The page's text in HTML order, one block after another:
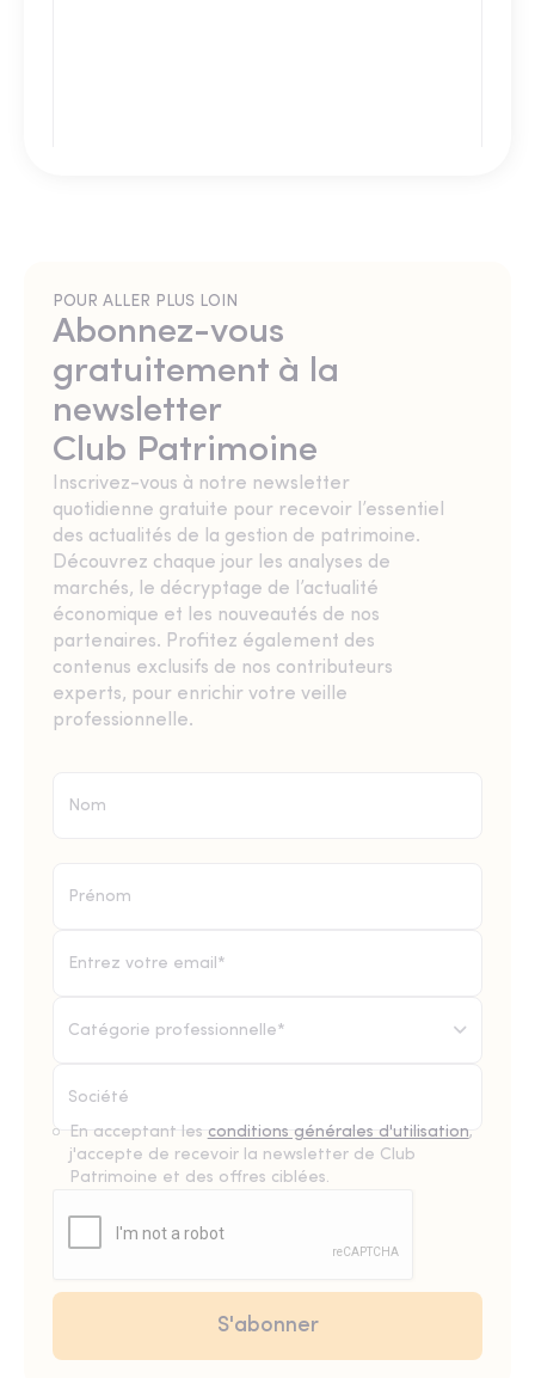
POUR ALLER PLUS LOIN
Abonnez-vous
gratuitement à la
newsletter
Club Patrimoine
Inscrivez-vous à notre newsletter
quotidienne gratuite pour recevoir l’essentiel
des actualités de la gestion de patrimoine.
Découvrez chaque jour les analyses de
marchés, le décryptage de l’actualité
économique et les nouveautés de nos
partenaires. Profitez également des
contenus exclusifs de nos contributeurs
experts, pour enrichir votre veille
professionnelle.
Catégorie professionnelle*
En acceptant les conditions générales d'utilisation,
j'accepte de recevoir la newsletter de Club
Patrimoine et des offres ciblées.